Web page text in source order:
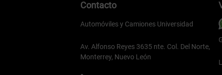
Contacto
Automóviles y Camiones Universidad
Av. Alfonso Reyes 3635 nte. Col. Del Norte,
Monterrey, Nuevo León